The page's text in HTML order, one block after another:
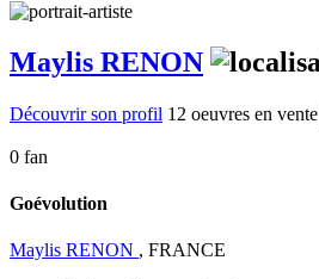
Maylis RENON
Découvrir son profil 12 oeuvres en vente
0 fan
Goévolution
Maylis RENON , FRANCE